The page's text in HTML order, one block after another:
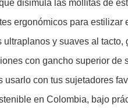
disimula las mollitas de
ergonómicos para estilizar
ultraplanos y suaves al tacto,
con gancho superior
usarlo con tus sujetadores
en Colombia, bajo